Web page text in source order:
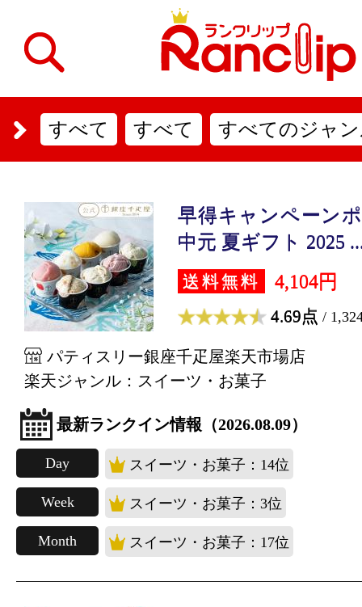
すべて すべて すべてのジャ
早得キャンペーン
中元 夏ギフト 2025
送料無料 4,104円
4.69点 /
パティスリー銀座千疋屋楽天市場店
楽天ジャンル：スイーツ・お菓子
最新ランクイン情報（2026.08.09）
Day スイーツ・お菓子：14位
Week スイーツ・お菓子：3位
Month スイーツ・お菓子：17位